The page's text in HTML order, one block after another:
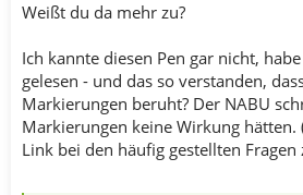
Weißt du da mehr zu?
Ich kannte diesen Pen gar nicht,
gelesen - und das so verstanden,
Markierungen beruht? Der NABU
Markierungen keine Wirkung hätten.
Link bei den häufig gestellten Fragen